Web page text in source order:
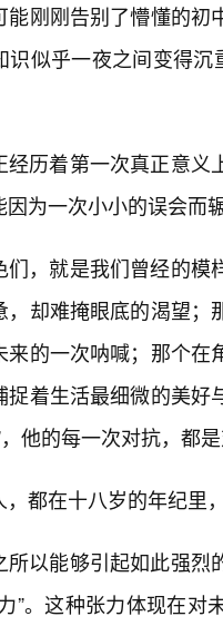
能刚刚告别了懵懂的
识似乎一夜之间变得
经历着第一次真正意
因为一次小小的误会而
们，就是我们曾经的
，却难掩眼底的渴望
来的一次呐喊；那个
捉着生活最细微的美
他的每一次对抗，都
，都在十八岁的年纪里
所以能够引起如此强烈
”。这种张力体现在